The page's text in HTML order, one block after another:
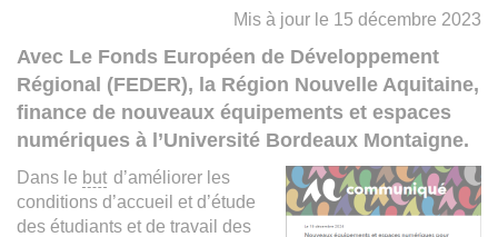
Mis à jour le 15 décembre 2023
Avec Le Fonds Européen de Développement
Régional (FEDER), la Région Nouvelle Aquitaine,
finance de nouveaux équipements et espaces
numériques à l’Université Bordeaux Montaigne.
Dans le but d’améliorer les
conditions d’accueil et d’étude
des étudiants et de travail des